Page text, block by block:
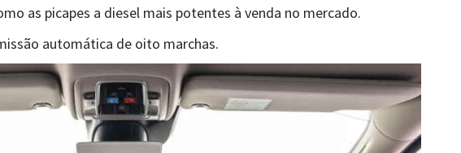
as picapes a diesel mais potentes à venda no mercado.
automática de oito marchas.